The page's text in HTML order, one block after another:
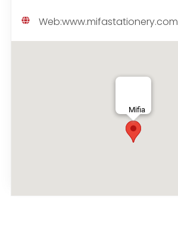
Web:www.mifastationery.com
Mifia